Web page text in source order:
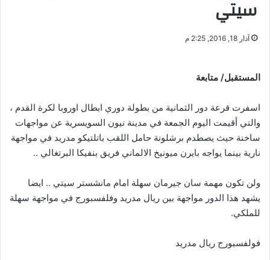
سيتي
آذار 18, 2016, 2:25 م
المستقبل/ متابعة
اسفرت قرعة دور الثمانية من بطولة دوري ابطال اوروبا لكرة القدم ،
والتي أقيمت اليوم الجمعة في مدينة نيون السويسرية عن مواجهات
ساخنة حيث يصطدم برشلونة حامل اللقب باتلتيكو مدريد في مواجهة
نارية بينما يواجه بايرن ميونيخ الالماني فريق بنفيكا البرتغالي ..
ولن تكون مهمة سان جيرمان سهلة امام مانشستر سيتي .. ايضا
يشهد هذا الدور مواجهة بين ريال مدريد وفلفسبورج في مواجهة سهلة
للملكي.
فولفسبورج ريال مدريد